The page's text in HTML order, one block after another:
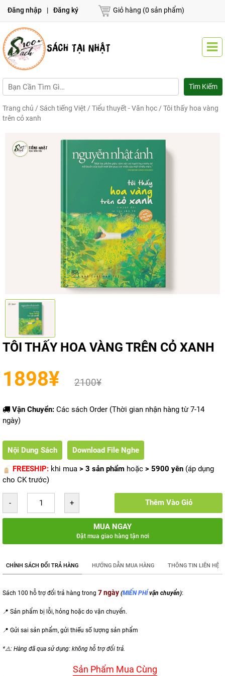
Đăng nhập | Đăng ký Giỏ hàng (0 sản phẩm)
Trang chủ / Sách tiếng Việt / Tiểu thuyết - Văn học/ Tôi thấy hoa vàng
trên cỏ xanh
TÔI THẤY HOA VÀNG TRÊN CỎ XANH
1898¥ 2100¥
Vận Chuyển: Các sách Order (Thời gian nhận hàng từ 7-14
ngày)
Nội Dung Sách Download File Nghe
FREESHIP: khi mua > 3 sản phẩm hoặc > 5900 yên (áp dụng
cho CK trước)
Thêm Vào Giỏ
MUA NGAY
Đặt mua giao hàng tận nơi
CHÍNH SÁCH ĐỔI TRẢ HÀNG HƯỚNG DẪN MUA HÀNG THÔNG TIN LIÊN HỆ
Sách 100 hỗ trợ đổi trả hàng trong 7 ngày (MIẾN PHÍvận chuyển):
📍 Sản phẩm bị lỗi, hỏng hoặc do vận chuyển.
📍 Gửi sai sản phẩm, gửi thiếu số lượng sản phẩm
*⚠️: Hàng đã qua sử dụng: không hỗ trợ đổi trả.
Sản Phẩm Mua Cùng